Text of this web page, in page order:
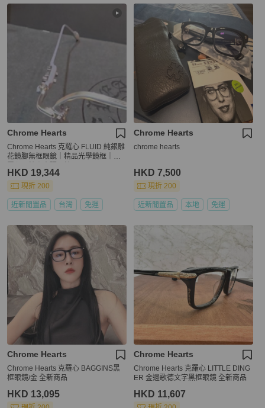
Chrome Hearts
Chrome Hearts 克羅心 FLUID 純銀雕
花鏡腳無框眼鏡｜精品光學鏡框｜克
HKD 19,344
現折 200
近新閒置品 台灣 免運
Chrome Hearts
chrome hearts
HKD 7,500
現折 200
近新閒置品 本地 免運
Chrome Hearts
Chrome Hearts 克羅心 BAGGINS黑
框眼鏡/金 全新商品
HKD 13,095
Chrome Hearts
Chrome Hearts 克羅心 LITTLE DING
ER 金邊歌德文字黑框眼鏡 全新商品
HKD 11,607